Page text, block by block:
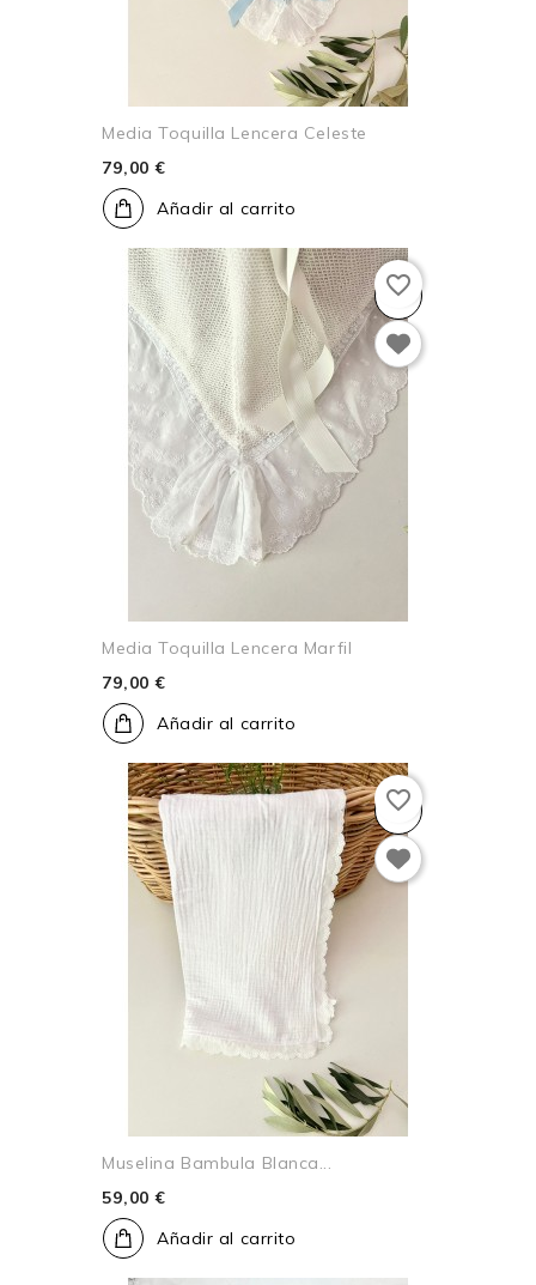
Media Toquilla Lencera Celeste
79,00 €
Añadir al carrito
Media Toquilla Lencera Marfil
79,00 €
Añadir al carrito
favorite_border
Muselina Bambula Blanca...
59,00 €
Añadir al carrito
favorite_border